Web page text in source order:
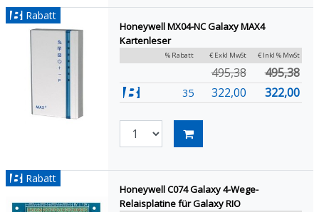
Rabatt
Honeywell MX04-NC Galaxy MAX4
Kartenleser
% Rabatt € Exkl MwSt € Inkl % MwSt
495,38 495,38
35 322,00 322,00
Rabatt
Honeywell C074 Galaxy 4-Wege-
Relaisplatine für Galaxy RIO